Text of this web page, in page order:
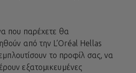
που παρέχετε θα
από την L’Oréal Hellas
το προφίλ σας, να
εξατομικευμένες